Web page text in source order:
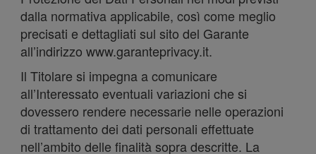
dalla normativa applicabile, così come meglio
precisati e dettagliati sul sito del Garante
all’indirizzo www.garanteprivacy.it.
Il Titolare si impegna a comunicare
all’Interessato eventuali variazioni che si
dovessero rendere necessarie nelle operazioni
di trattamento dei dati personali effettuate
nell’ambito delle finalità sopra descritte. La
sito con